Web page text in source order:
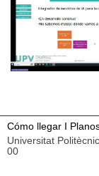
Cómo llegar I
Universitat
00